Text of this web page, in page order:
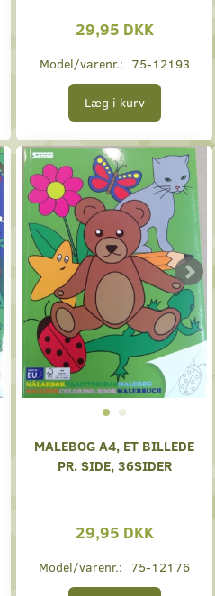
29,95 DKK
Model/varenr.: 75-12193
Læg i kurv
MALEBOG A4, ET BILLEDE
PR. SIDE, 36SIDER
29,95 DKK
Model/varenr.: 75-12176